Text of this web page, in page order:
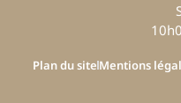
Plan du siteMentions